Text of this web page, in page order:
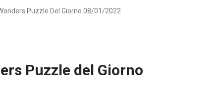
Puzzle Del Giorno 08/01/2022
Puzzle del Giorno